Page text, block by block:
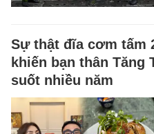
Sự thật đĩa cơm tấm
khiến bạn thân Tăng
suốt nhiều năm